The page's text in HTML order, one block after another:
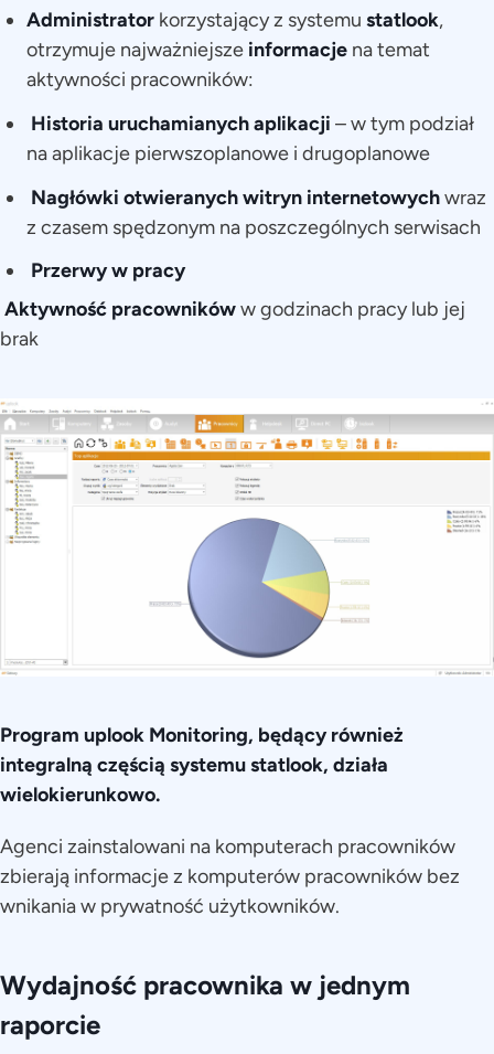
Administrator korzystający z systemu statlook,
otrzymuje najważniejsze informacje na temat
aktywności pracowników:
Historia uruchamianych aplikacji – w tym podział
na aplikacje pierwszoplanowe i drugoplanowe
Nagłówki otwieranych witryn internetowychwraz
z czasem spędzonym na poszczególnych serwisach
Przerwy w pracy
Aktywność pracownikóww godzinach pracy lub jej
brak
Program uplook Monitoring, będący również
integralną częścią systemu statlook, działa
wielokierunkowo.
Agenci zainstalowani na komputerach pracowników
zbierają informacje z komputerów pracowników bez
wnikania w prywatność użytkowników.
Wydajność pracownika w jednym
raporcie